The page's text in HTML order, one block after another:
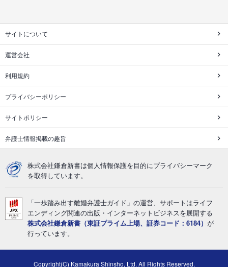
サイトについて
運営会社
利用規約
プライバシーポリシー
サイトポリシー
弁護士情報掲載の趣旨
株式会社鎌倉新書は個人情報保護を目的にプライバシーマーク
を取得しています。
「一歩踏み出す離婚弁護士ガイド」の運営、サポートはライフ
エンディング関連の出版・インターネットビジネスを展開する
株式会社鎌倉新書（東証プライム上場、証券コード：6184） が
行っています。
Copyright(C) Kamakura Shinsho, Ltd. All Rights Reserved.